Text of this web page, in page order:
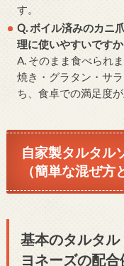
す。
Q. ボイル済みのカニ
理に使いやすいですか
A. そのまま食べられ
焼き・グラタン・サ
ち、食卓での満足度が
自家製タルタル
（簡単な混ぜ方
基本のタルタ
ヨネーズの配合